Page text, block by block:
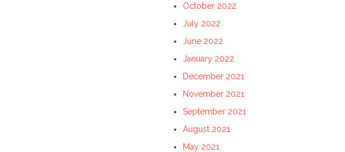
October 2022
July 2022
June 2022
January 2022
December 2021
November 2021
September 2021
August 2021
May 2021